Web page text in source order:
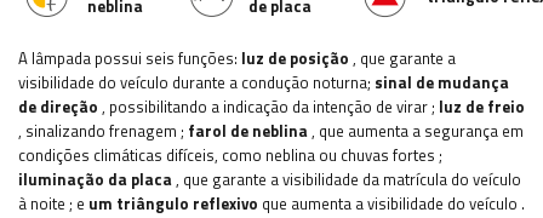
neblina de placa
A lâmpada possui seis funções: luz de posição , que garante a
visibilidade do veículo durante a condução noturna; sinal de mudança
de direção , possibilitando a indicação da intenção de virar; luz de freio
, sinalizando frenagem ; farol de neblina, que aumenta a segurança em
condições climáticas difíceis, como neblina ou chuvas fortes ;
iluminação da placa, que garante a visibilidade da matrícula do veículo
à noite ; e um triângulo reflexivo que aumenta a visibilidade do veículo .